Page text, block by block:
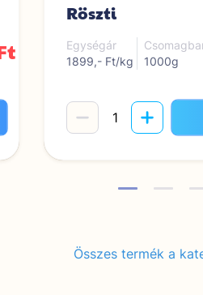
Röszti
Egységár
1899,- Ft/kg
1000g
Összes termék a